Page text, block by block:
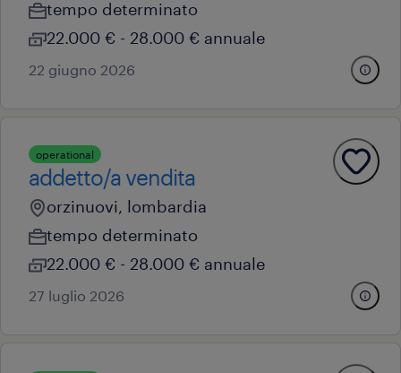
tempo determinato
22.000 € - 28.000 € annuale
22 giugno 2026
operational
addetto/a vendita
orzinuovi, lombardia
tempo determinato
22.000 € - 28.000 € annuale
27 luglio 2026